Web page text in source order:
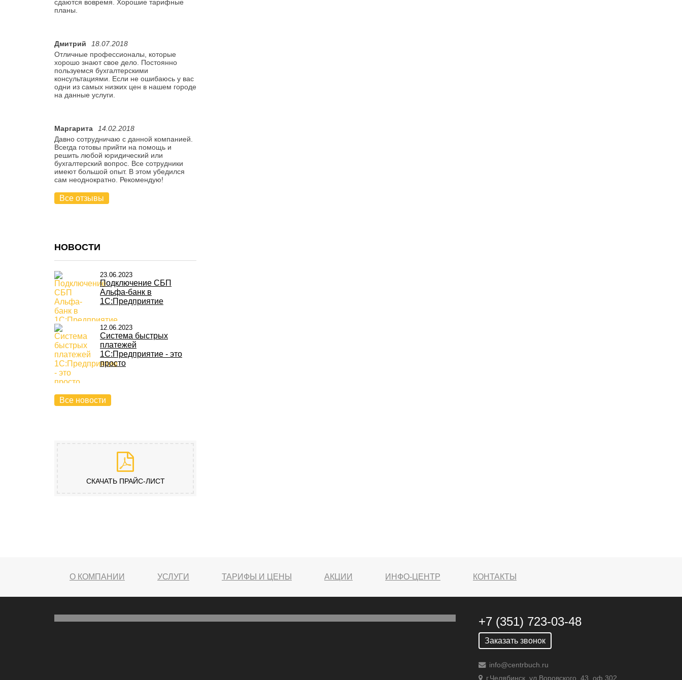
сдаются вовремя. Хорошие тарифные
планы.
Дмитрий
18.07.2018
Отличные профессионалы, которые
хорошо знают свое дело. Постоянно
пользуемся бухгалтерскими
консультациями. Если не ошибаюсь у вас
одни из самых низких цен в нашем городе
на данные услуги.
Маргарита
14.02.2018
Давно сотрудничаю с данной компанией.
Всегда готовы прийти на помощь и
решить любой юридический или
бухгалтерский вопрос. Все сотрудники
имеют большой опыт. В этом убедился
сам неоднократно. Рекомендую!
Все отзывы
НОВОСТИ
23.06.2023
Подключение СБП
Альфа-банк в
1С:Предприятие
12.06.2023
Система быстрых
платежей
1С:Предприятие - это
просто
Все новости
СКАЧАТЬ ПРАЙС-ЛИСТ
О КОМПАНИИ УСЛУГИ ТАРИФЫ И ЦЕНЫ АКЦИИ ИНФО-ЦЕНТР КОНТАКТЫ
+7 (351) 723-03-48
Заказать звонок
info@centrbuch.ru
г.Челябинск, ул.Воровского, 43, оф.302